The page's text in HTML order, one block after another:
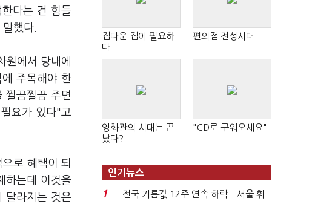
다는 건 힘들
했다.
에서 당내에
주목해야 한
찔끔찔끔 주면
요가 있다"고
로 혜택이 되
하는데 이것을
달라지는 것은
집다운 집이 필요하
다
편의점 전성시대
영화관의 시대는 끝
났다?
"CD로 구워오세요"
인기뉴스
1
전국 기름값 12주 연속 하락…서울 휘